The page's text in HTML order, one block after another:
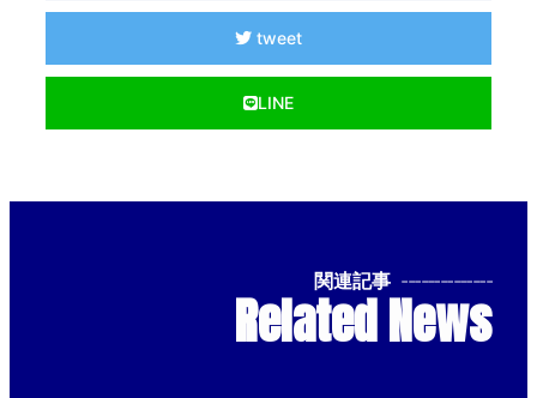
tweet
LINE
関連記事 --------------
Related News